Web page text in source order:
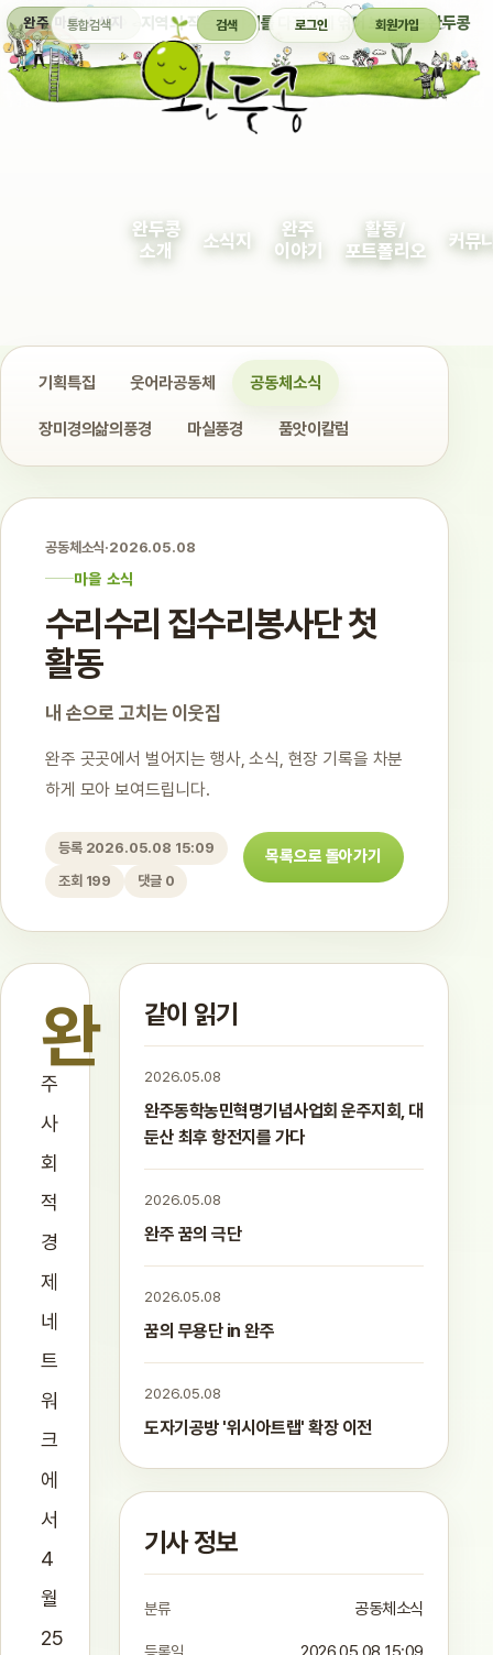
완주 마을 소식지 지역의 작은 이야기를 다정하게 엮어 보여주는 완두콩
통합검색 검색 로그인 회원가입
완두콩
소개
소식지
완주
이야기
활동/
포트폴리오
커뮤
기획특집 웃어라공동체 공동체소식
장미경의삶의풍경 마실풍경 품앗이칼럼
공동체소식·2026.05.08
마을 소식
수리수리 집수리봉사단 첫
활동
내 손으로 고치는 이웃집
완주 곳곳에서 벌어지는 행사, 소식, 현장 기록을 차분
하게 모아 보여드립니다.
등록 2026.05.08 15:09
조회 199
댓글 0
목록으로 돌아가기
완
주
사
회
적
경
제
네
트
워
크
에
서
4
월
25
같이 읽기
2026.05.08
완주동학농민혁명기념사업회 운주지회, 대
둔산 최후 항전지를 가다
2026.05.08
완주 꿈의 극단
2026.05.08
꿈의 무용단 in 완주
2026.05.08
도자기공방 '위시아트랩' 확장 이전
기사 정보
분류 공동체소식
등록일